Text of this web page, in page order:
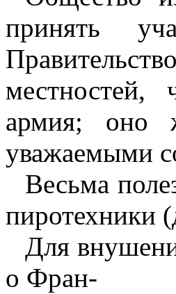
принять
местностей,
армия; оно
уважаемыми
Весьма
пиротехники
Для
о Фран-